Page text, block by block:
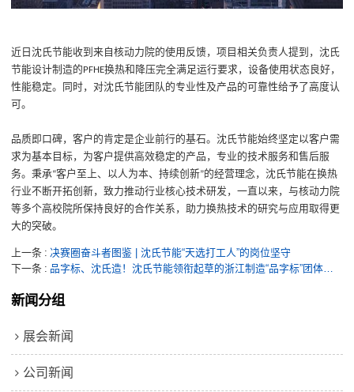
近日沈氏节能收到来自核动力院的使用反馈，项目相关负责人提到，沈氏
节能设计制造的 PFHE换热和降压完全满足运行要求，设备使用状态良好，
性能稳定。 同时， 对沈氏节能团队的专业性及产品的可靠性给予了高度认
可。
品质即口碑，客户的肯定是企业前行的基石。沈氏节能始终坚定以客户需
求为基本目标，为客户提供高效稳定的产品，专业的技术服务和售后服
务。秉承“客户至上、以人为本、持续创新”的经营理念，沈氏节能在换热
行业不断开拓创新，致力推动行业核心技术研发 ，一直以来，与核动力院
等多个高校院所保持良好的合作关系，助力换热技术的研究与应用取得更
大的突破。
上一条
决赛圈奋斗者图鉴 | 沈氏节能“天选打工人”的岗位坚守
下一条
新闻分组
展会新闻
公司新闻